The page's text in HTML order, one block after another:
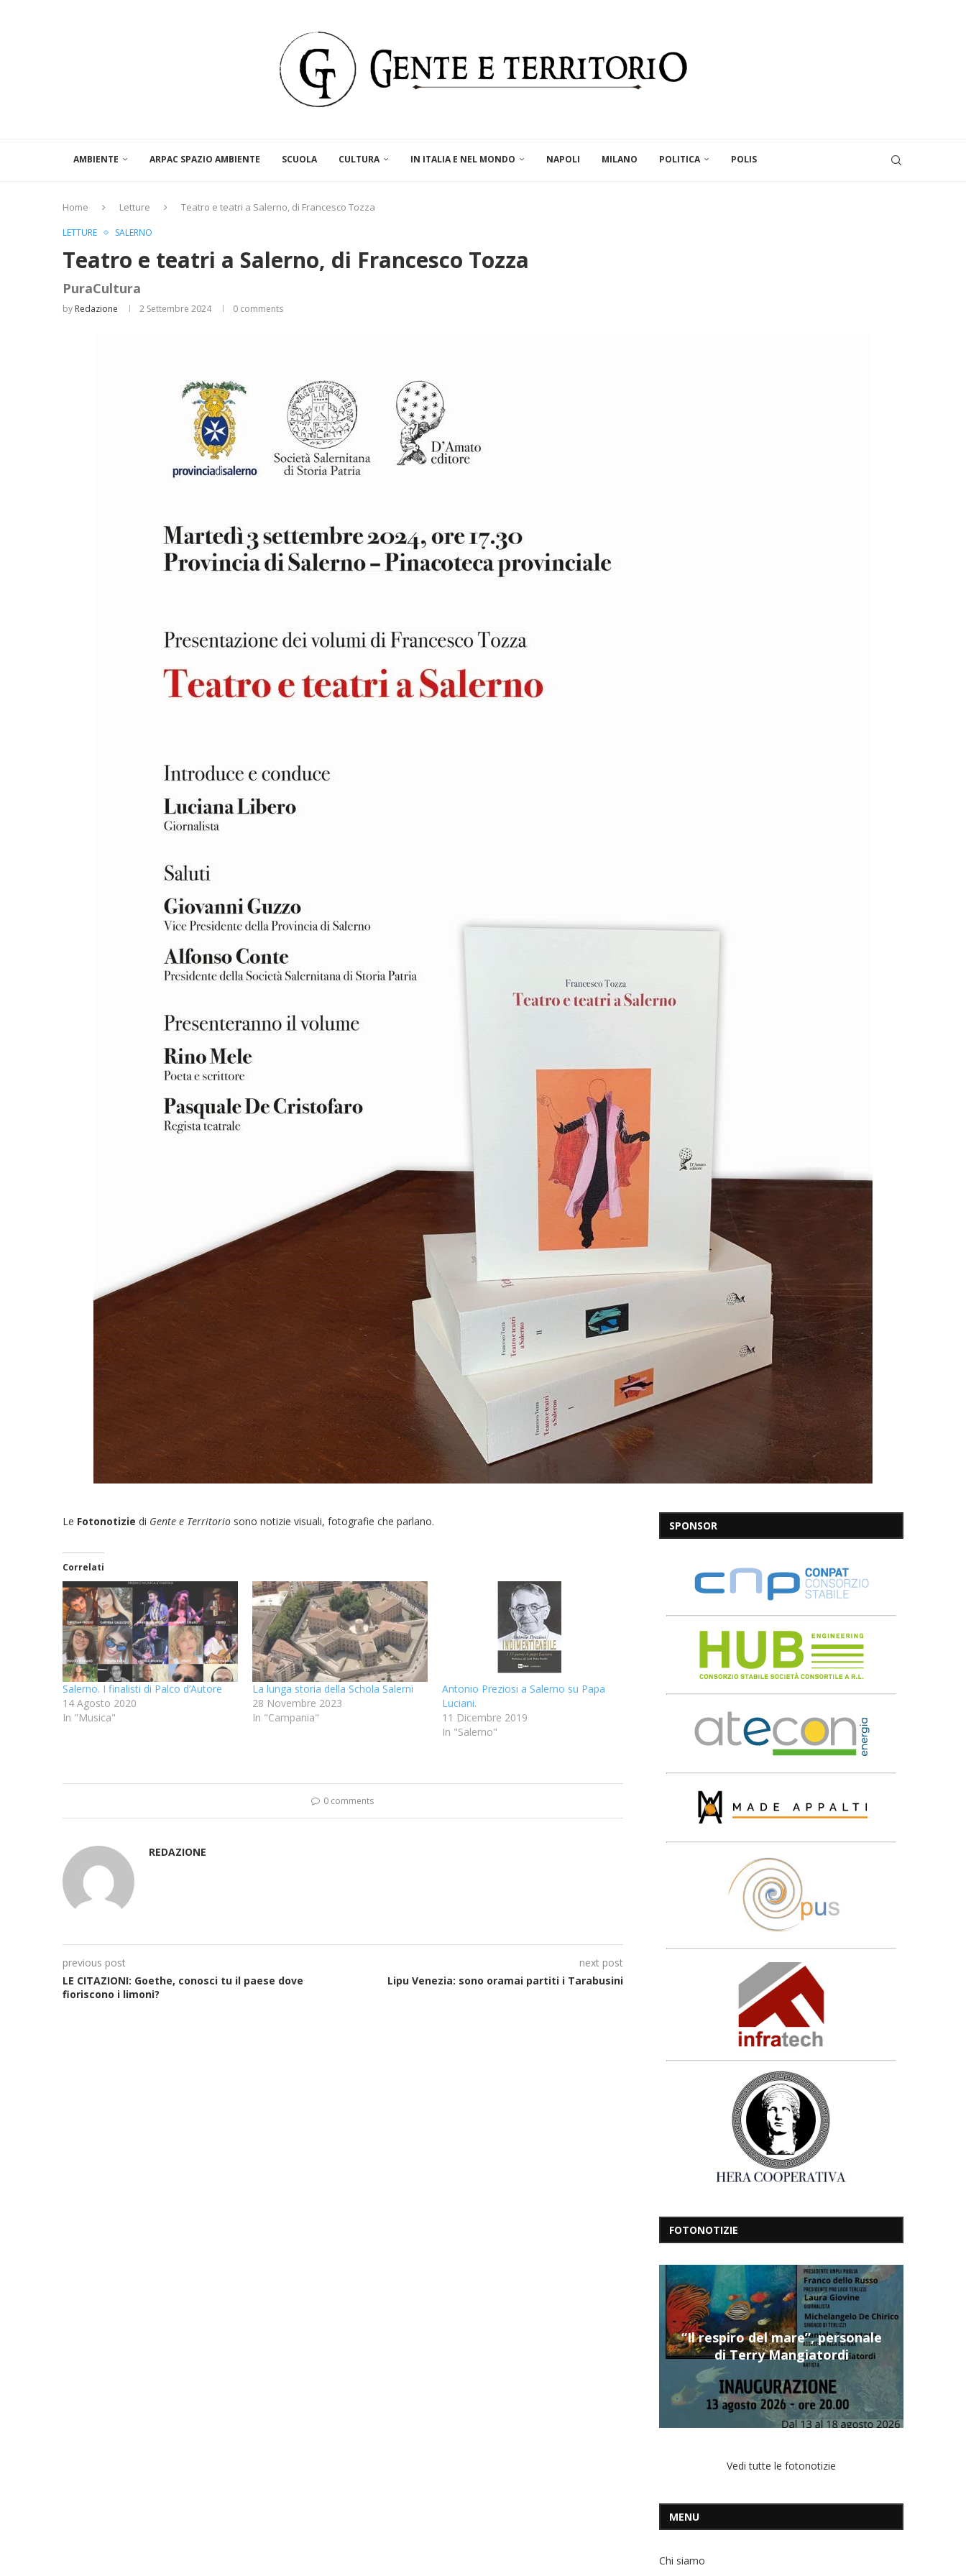
AMBIENTE ARPAC SPAZIO AMBIENTE SCUOLA CULTURA IN ITALIA E NEL MONDO NAPOLI MILANO POLITICA POLIS
Home Letture Teatro e teatri a Salerno, di Francesco Tozza
LETTURE SALERNO
Teatro e teatri a Salerno, di Francesco Tozza
PuraCultura
by Redazione 2 Settembre 2024 0 comments
Le Fotonotizie di Gente e Territorio sono notizie visuali, fotografie che parlano.
Correlati
Salerno. I finalisti di Palco d’Autore
14 Agosto 2020
In "Musica"
La lunga storia della Schola Salerni
28 Novembre 2023
In "Campania"
Antonio Preziosi a Salerno su Papa
Luciani.
11 Dicembre 2019
In "Salerno"
0 comments
REDAZIONE
previous post
LE CITAZIONI: Goethe, conosci tu il paese dove
fioriscono i limoni?
next post
Lipu Venezia: sono oramai partiti i Tarabusini
SPONSOR
FOTONOTIZIE
“Il respiro del mare”, personale
di Terry Mangiatordi
Vedi tutte le fotonotizie
MENU
Chi siamo